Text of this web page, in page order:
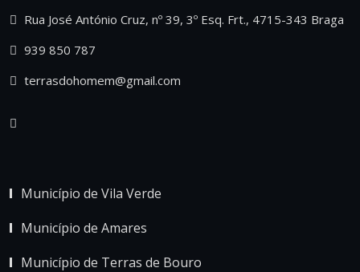
Rua José António Cruz, nº 39, 3º Esq. Frt., 4715-343 Braga
939 850 787
terrasdohomem@gmail.com
Município de Vila Verde
Município de Amares
Município de Terras de Bouro